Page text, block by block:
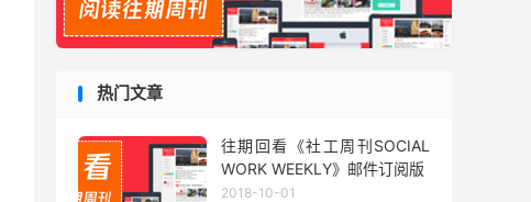
热门文章
往期回看《社工周刊SOCIAL
WORK WEEKLY》邮件订阅版
2018-10-01